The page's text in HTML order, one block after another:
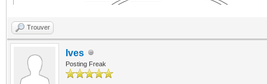
Trouver
Ives
Posting Freak